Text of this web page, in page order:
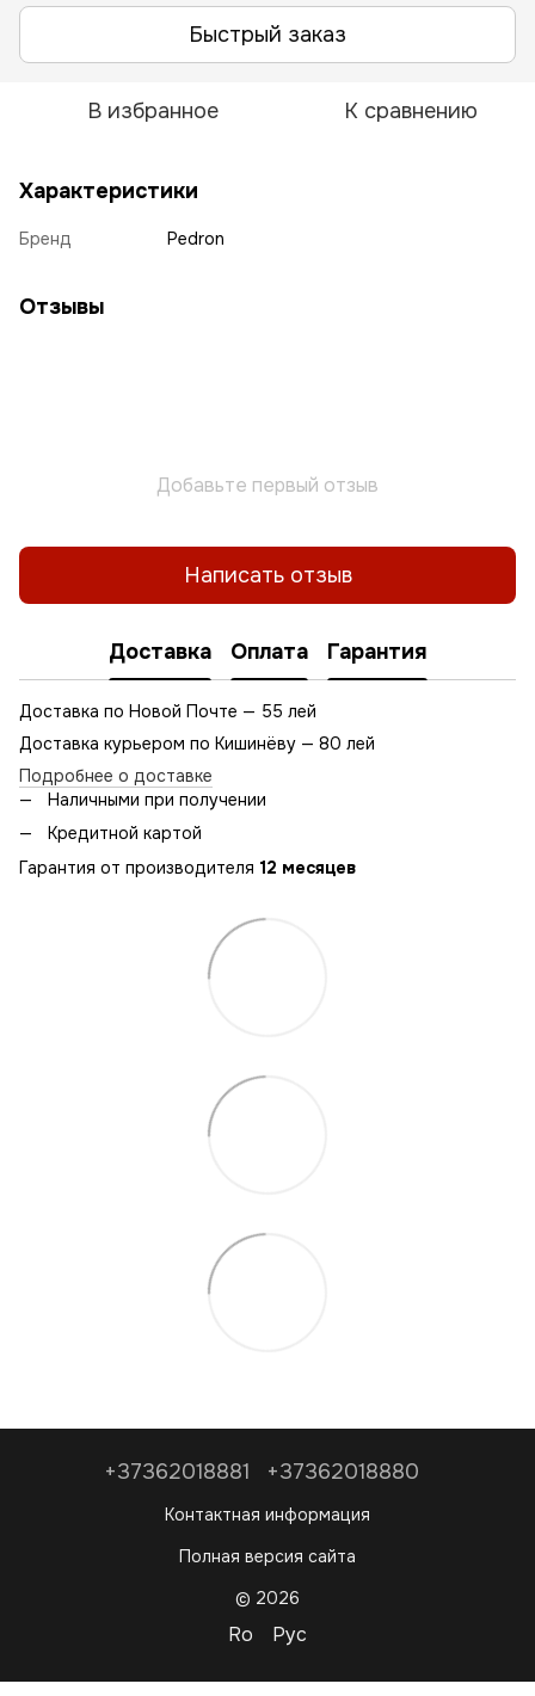
Быстрый заказ
В избранное К сравнению
Характеристики
Бренд Pedron
Отзывы
Добавьте первый отзыв
Написать отзыв
Доставка Оплата Гарантия
Доставка по Новой Почте — 55 лей
Доставка курьером по Кишинёву — 80 лей
Подробнее о доставке
Наличными при получении
Кредитной картой
Гарантия от производителя 12 месяцев
+37362018881 +37362018880
Контактная информация
Полная версия сайта
© 2026
Ro Рус